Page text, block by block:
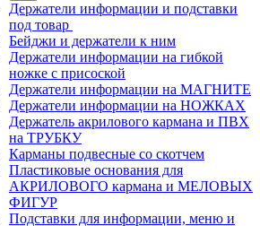
Держатели информации и подставки
под товар
Бейджи и держатели к ним
Держатели информации на гибкой
ножке с присоской
Держатели информации на МАГНИТЕ
Держатели информации на НОЖКАХ
Держатель акрилового кармана и ПВХ
на ТРУБКУ
Карманы подвесные со скотчем
Пластиковые основания для
АКРИЛОВОГО кармана и МЕЛОВЫХ
ФИГУР
Подставки для информации, меню и